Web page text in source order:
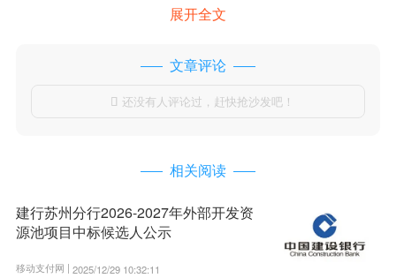
展开全文
文章评论
 还没有人评论过，赶快抢沙发吧！
相关阅读
建行苏州分行2026-2027年外部开发资
源池项目中标候选人公示
移动支付网 | 2025/12/29 10:32:11